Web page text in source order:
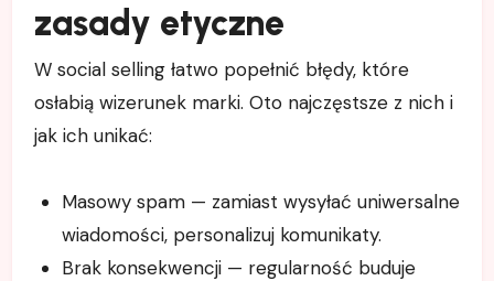
zasady etyczne
W social selling łatwo popełnić błędy, które
osłabią wizerunek marki. Oto najczęstsze z nich i
jak ich unikać:
Masowy spam — zamiast wysyłać uniwersalne
wiadomości, personalizuj komunikaty.
Brak konsekwencji — regularność buduje